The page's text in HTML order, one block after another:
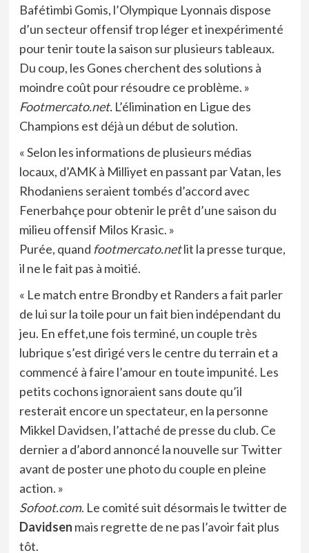
Bafétimbi Gomis, l’Olympique Lyonnais dispose
d’un secteur offensif trop léger et inexpérimenté
pour tenir toute la saison sur plusieurs tableaux.
Du coup, les Gones cherchent des solutions à
moindre coût pour résoudre ce problème. »
Footmercato.net. L’élimination en Ligue des
Champions est déjà un début de solution.
« Selon les informations de plusieurs médias
locaux, d’AMK à Milliyet en passant par Vatan, les
Rhodaniens seraient tombés d’accord avec
Fenerbahçe pour obtenir le prêt d’une saison du
milieu offensif Milos Krasic. »
Purée, quand footmercato.netlit la presse turque,
il ne le fait pas à moitié.
« Le match entre Brondby et Randers a fait parler
de lui sur la toile pour un fait bien indépendant du
jeu. En effet,une fois terminé, un couple très
lubrique s’est dirigé vers le centre du terrain et a
commencé à faire l’amour en toute impunité. Les
petits cochons ignoraient sans doute qu’il
resterait encore un spectateur, en la personne
Mikkel Davidsen, l’attaché de presse du club. Ce
dernier a d’abord annoncé la nouvelle sur Twitter
avant de poster une photo du couple en pleine
action. »
Sofoot.com. Le comité suit désormais le twitter de
Davidsen mais regrette de ne pas l’avoir fait plus
tôt.